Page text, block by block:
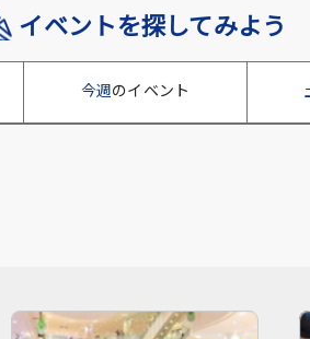
イベントを探してみよう
今週のイベント